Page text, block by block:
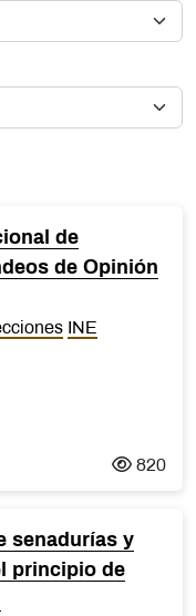
de
de Opinión
INE
820
senadurías y
principio de